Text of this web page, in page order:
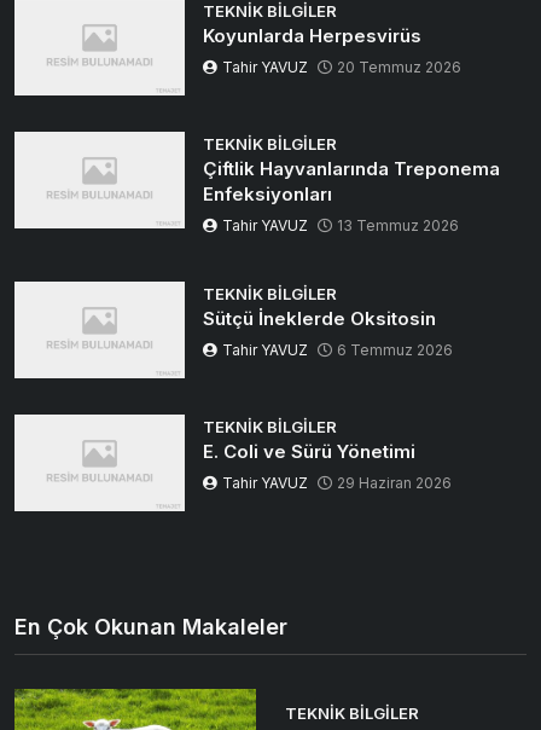
TEKNIK BILGILER
Koyunlarda Herpesvirüs
Tahir YAVUZ 20 Temmuz 2026
TEKNIK BILGILER
Çiftlik Hayvanlarında Treponema
Enfeksiyonları
Tahir YAVUZ 13 Temmuz 2026
TEKNIK BILGILER
Sütçü İneklerde Oksitosin
Tahir YAVUZ 6 Temmuz 2026
TEKNIK BILGILER
E. Coli ve Sürü Yönetimi
Tahir YAVUZ 29 Haziran 2026
En Çok Okunan Makaleler
TEKNIK BILGILER